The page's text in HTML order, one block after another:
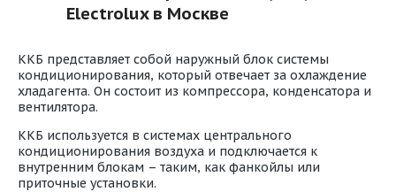
Electrolux в Москве
ККБ представляет собой наружный блок системы
кондиционирования, который отвечает за охлаждение
хладагента. Он состоит из компрессора, конденсатора и
вентилятора.
ККБ используется в системах центрального
кондиционирования воздуха и подключается к
внутренним блокам – таким, как фанкойлы или
приточные установки.